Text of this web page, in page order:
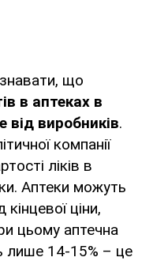
що
в аптеках в
виробників.
компанії
ліків в
Аптеки можуть
ціни,
цьому аптечна
лише 14-15% – це